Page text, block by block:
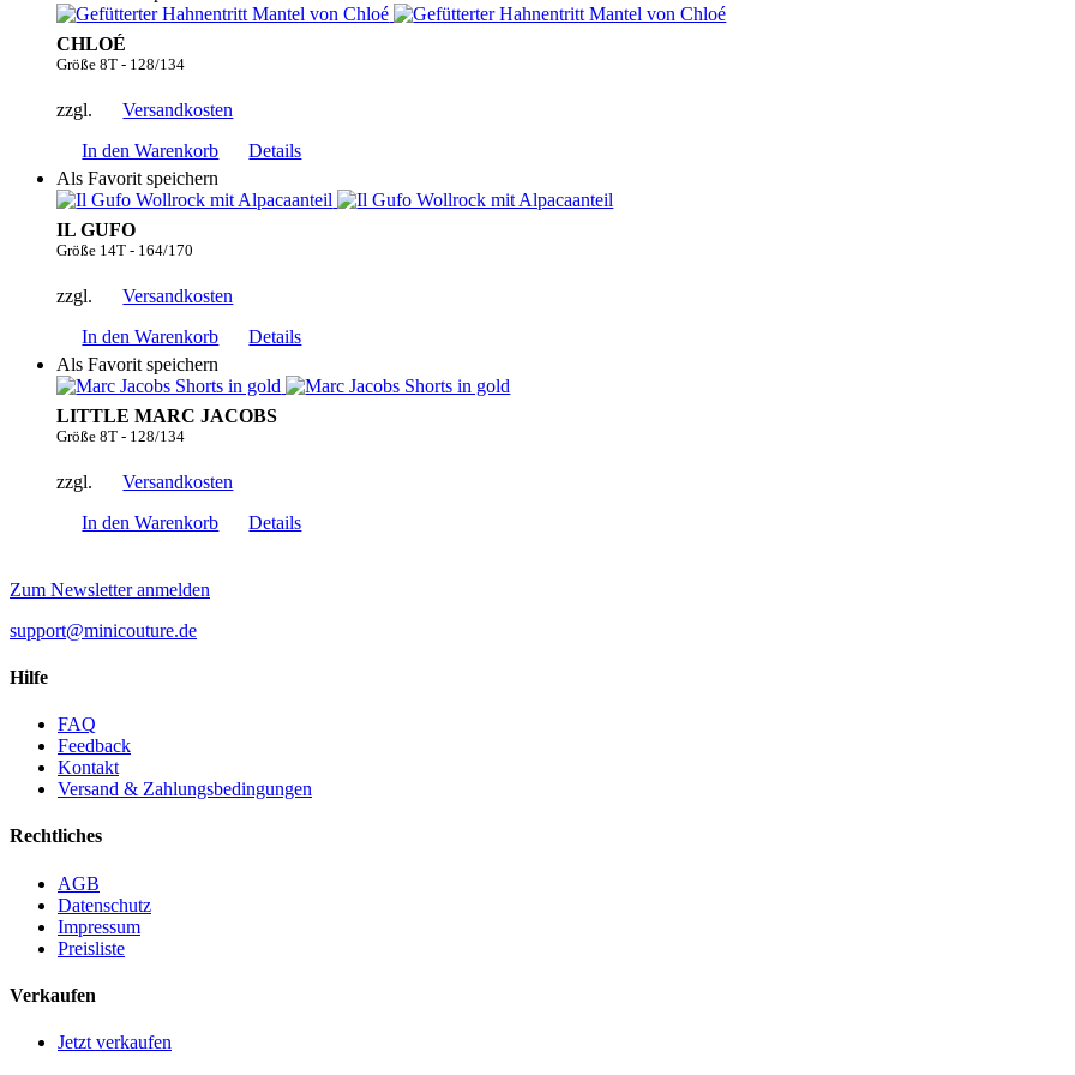
CHLOÉ
Größe 8T - 128/134
zzgl.
Versandkosten
In den Warenkorb
Details
Als Favorit speichern
IL GUFO
Größe 14T - 164/170
zzgl.
Versandkosten
In den Warenkorb
Details
Als Favorit speichern
LITTLE MARC JACOBS
Größe 8T - 128/134
zzgl.
Versandkosten
In den Warenkorb
Details
Zum Newsletter anmelden
support@minicouture.de
Hilfe
FAQ
Feedback
Kontakt
Versand & Zahlungsbedingungen
Rechtliches
AGB
Datenschutz
Impressum
Preisliste
Verkaufen
Jetzt verkaufen